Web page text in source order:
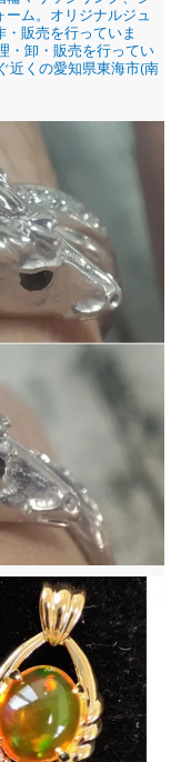
ム。オリジナルジュ
販売を行っていま
・卸・販売を行ってい
近くの愛知県東海市(南